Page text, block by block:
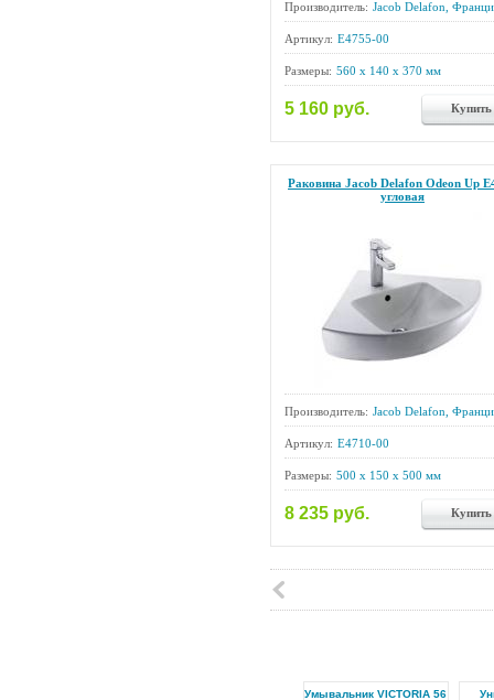
Производитель: Jacob Delafon,
Артикул: E4755-00
Размеры: 560 x 140 x 370 мм
5 160 руб. Купить
Раковина Jacob Delafon Odeon Up
угловая
Производитель: Jacob Delafon,
Артикул: E4710-00
Размеры: 500 x 150 x 500 мм
8 235 руб. Купить
Умывальник VICTORIA 56